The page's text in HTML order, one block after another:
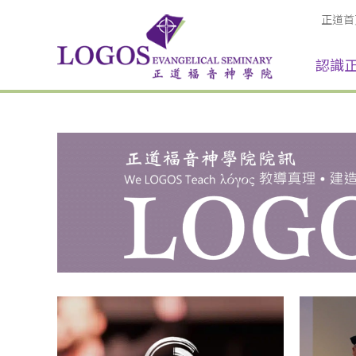
正道
認識